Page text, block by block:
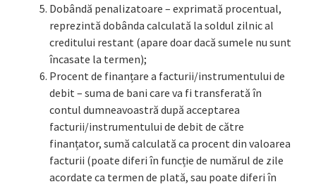
Dobândă penalizatoare – exprimată procentual,
reprezintă dobânda calculată la soldul zilnic al
creditului restant (apare doar dacă sumele nu sunt
încasate la termen);
Procent de finanțare a facturii/instrumentului de
debit – suma de bani care va fi transferată în
contul dumneavoastră după acceptarea
facturii/instrumentului de debit de către
finanțator, sumă calculată ca procent din valoarea
facturii (poate diferi în funcție de numărul de zile
acordate ca termen de plată, sau poate diferi în